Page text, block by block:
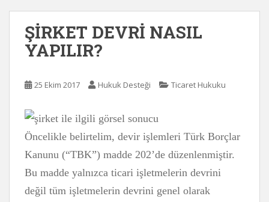
ŞİRKET DEVRİ NASIL
YAPILIR?
25 Ekim 2017 Hukuk Desteği Ticaret Hukuku
Öncelikle belirtelim, devir işlemleri Türk Borçlar
Kanunu (“TBK”) madde 202’de düzenlenmiştir.
Bu madde yalnızca ticari işletmelerin devrini
değil tüm işletmelerin devrini genel olarak